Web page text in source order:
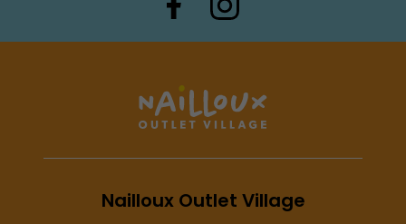
Nailloux Outlet Village